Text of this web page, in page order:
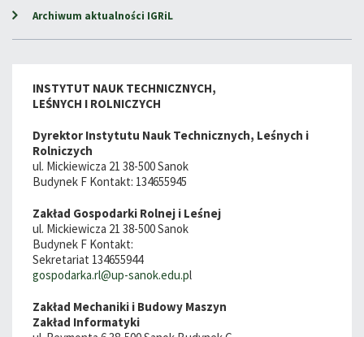
Archiwum aktualności IGRiL
INSTYTUT NAUK TECHNICZNYCH,
LEŚNYCH I ROLNICZYCH
Dyrektor Instytutu Nauk Technicznych, Leśnych i
Rolniczych
ul. Mickiewicza 21 38-500 Sanok
Budynek F Kontakt: 134655945
Zakład Gospodarki Rolnej i Leśnej
ul. Mickiewicza 21 38-500 Sanok
Budynek F Kontakt:
Sekretariat 134655944
gospodarka.rl@up-sanok.edu.pl
Zakład Mechaniki i Budowy Maszyn
Zakład Informatyki